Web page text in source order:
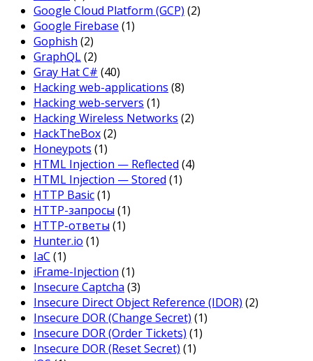
Google Cloud Platform (GCP) (2)
Google Firebase (1)
Gophish (2)
GraphQL(2)
Gray Hat C# (40)
Hacking web-applications (8)
Hacking web-servers (1)
Hacking Wireless Networks (2)
HackTheBox(2)
Honeypots (1)
HTML Injection — Reflected (4)
HTML Injection — Stored (1)
HTTP Basic(1)
HTTP-запросы (1)
HTTP-ответы (1)
Hunter.io (1)
IaC (1)
iFrame-Injection (1)
Insecure Captcha (3)
Insecure Direct Object Reference (IDOR) (2)
Insecure DOR (Change Secret) (1)
Insecure DOR (Order Tickets) (1)
Insecure DOR (Reset Secret) (1)